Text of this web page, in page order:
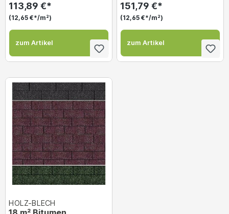
113,89 €*
(12,65 €*/m²)
zum Artikel
151,79 €*
(12,65 €*/m²)
zum Artikel
HOLZ-BLECH